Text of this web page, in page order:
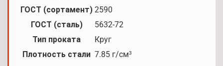
ГОСТ (сортамент) 2590
ГОСТ (сталь)
5632-72
Тип проката
Круг
Плотность стали 7.85 г/см³